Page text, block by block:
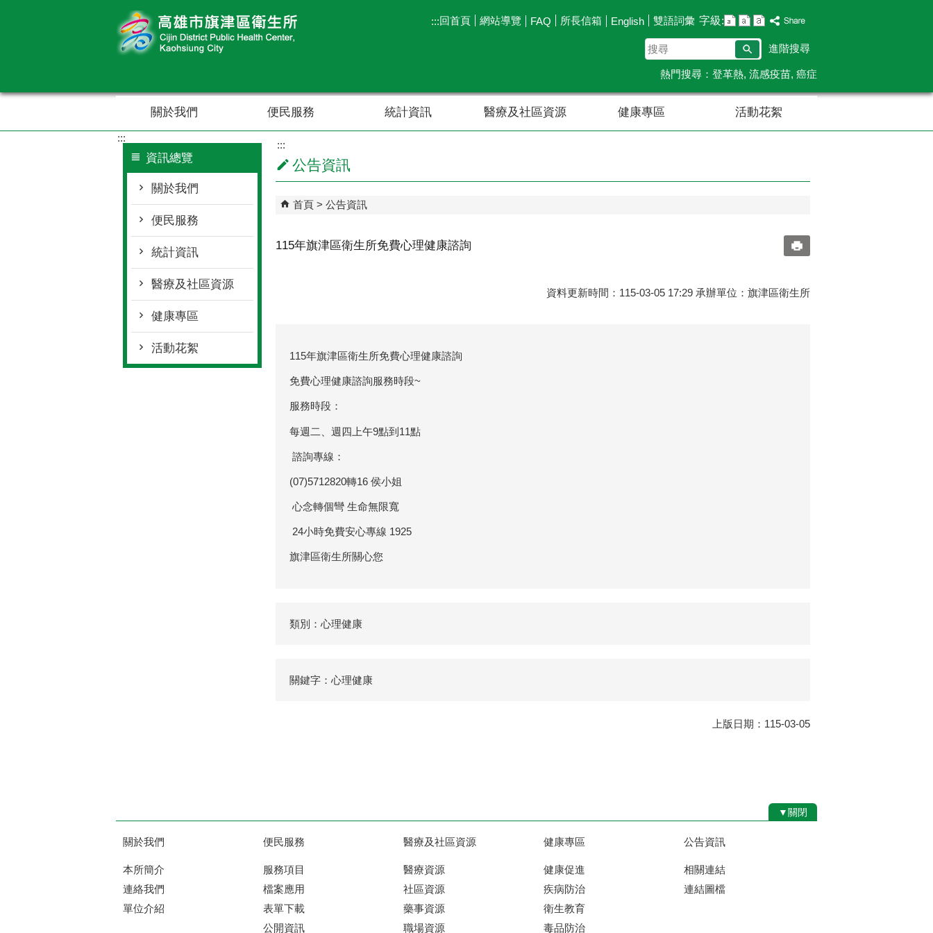
:::回首頁 網站導覽 FAQ 所長信箱 English 雙語詞彙 字級:
搜
尋
進階搜尋
熱門搜尋： 登革熱 流感疫苗 癌症
關於我們 便民服務 統計資訊 醫療及社區資源 健康專區 活動花絮
:::
資訊總覽
關於我們
便民服務
統計資訊
醫療及社區資源
健康專區
活動花絮
:::
公告資訊
首頁 公告資訊
115年旗津區衛生所免費心理健康諮詢
資料更新時間：115-03-05 17:29 承辦單位：旗津區衛生所
115年旗津區衛生所免費心理健康諮詢
免費心理健康諮詢服務時段~
服務時段：
每週二、週四上午9點到11點
諮詢專線：
(07)5712820轉16 侯小姐
心念轉個彎 生命無限寬
24小時免費安心專線 1925
旗津區衛生所關心您
類別：心理健康
關鍵字：心理健康
上版日期：115-03-05
▼關閉
關於我們
本所簡介
連絡我們
單位介紹
便民服務
服務項目
檔案應用
表單下載
公開資訊
醫療及社區資源
醫療資源
社區資源
藥事資源
職場資源
健康專區
健康促進
疾病防治
衛生教育
毒品防治
公告資訊
相關連結
連結圖檔